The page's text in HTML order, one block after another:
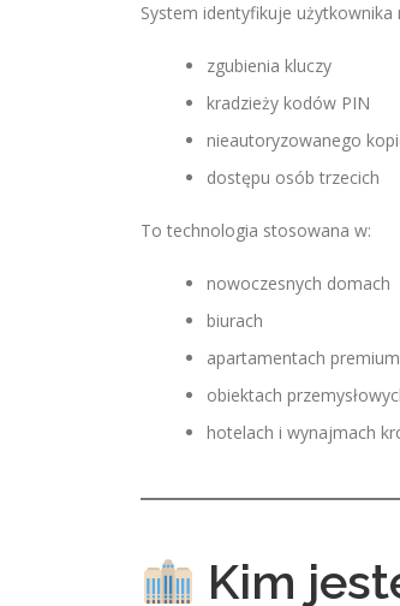
System identyfikuje
zgubienia kluczy
kradzieży kodów PIN
nieautoryzowanego
dostępu osób trzecich
To technologia stosowana w:
nowoczesnych domach
biurach
apartamentach premium
obiektach
hotelach i wynajmach
Kim